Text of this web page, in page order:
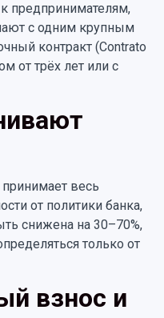
предпринимателям,
с одним крупным
контракт (Contrato
от трёх лет или с
весь
от политики банка,
снижена на 30–70%,
только от
взнос и